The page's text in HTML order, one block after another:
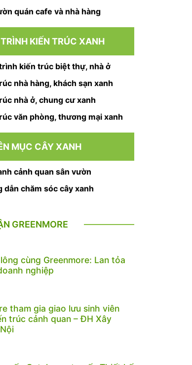
quán cafe và nhà hàng
KIẾN TRÚC XANH
kiến trúc biệt thự, nhà ở
nhà hàng, khách sạn xanh
nhà ở, chung cư xanh
văn phòng, thương mại xanh
MỤC CÂY XANH
cảnh quan sân vườn
dẫn chăm sóc cây xanh
GREENMORE
cùng Greenmore: Lan tỏa
nghiệp
tham gia giao lưu sinh viên
trúc cảnh quan – ĐH Xây